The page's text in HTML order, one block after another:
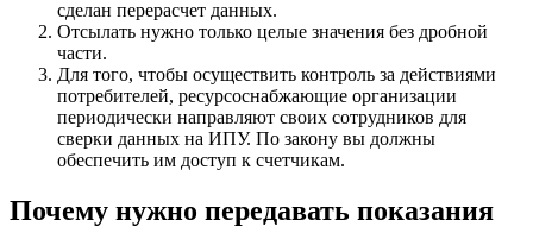
сделан перерасчет данных.
Отсылать нужно только целые значения без дробной
части.
Для того, чтобы осуществить контроль за действиями
потребителей, ресурсоснабжающие организации
периодически направляют своих сотрудников для
сверки данных на ИПУ. По закону вы должны
обеспечить им доступ к счетчикам.
Почему нужно передавать показания